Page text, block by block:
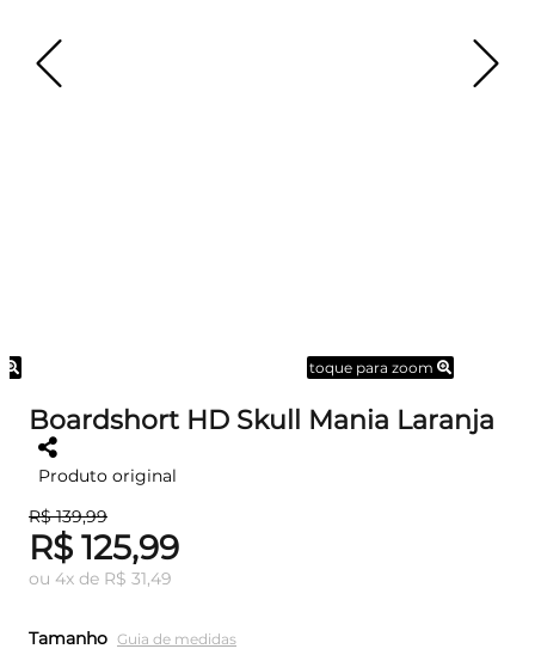
toque para zoom
Boardshort HD Skull Mania Laranja
Produto original
R$ 139,99
R$ 125,99
ou 4x de R$ 31,49
Tamanho Guia de medidas